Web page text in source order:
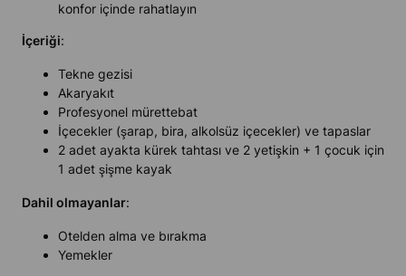
konfor içinde rahatlayın
İçeriği:
Tekne gezisi
Akaryakıt
Profesyonel mürettebat
İçecekler (şarap, bira, alkolsüz içecekler) ve tapaslar
2 adet ayakta kürek tahtası ve 2 yetişkin + 1 çocuk için
1 adet şişme kayak
Dahil olmayanlar:
Otelden alma ve bırakma
Yemekler